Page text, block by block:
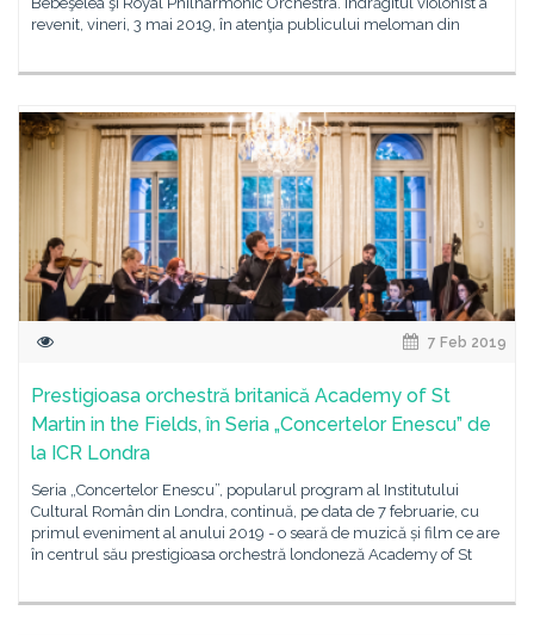
revenit, vineri, 3 mai 2019, în atenţia publicului meloman din
7 Feb 2019
Prestigioasa orchestră britanică Academy of St
Martin in the Fields, în Seria „Concertelor Enescu” de
la ICR Londra
Seria „Concertelor Enescu”, popularul program al Institutului
Cultural Român din Londra, continuă, pe data de 7 februarie, cu
primul eveniment al anului 2019 - o seară de muzică și film ce are
în centrul său prestigioasa orchestră londoneză Academy of St